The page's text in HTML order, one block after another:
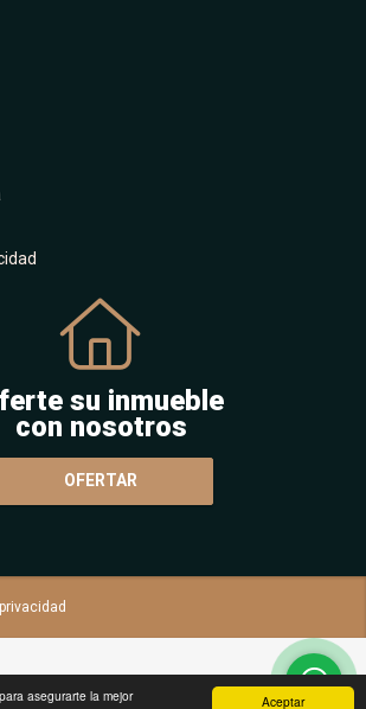
Aceptar
asegurarte la mejor
su inmueble
con nosotros
OFERTAR